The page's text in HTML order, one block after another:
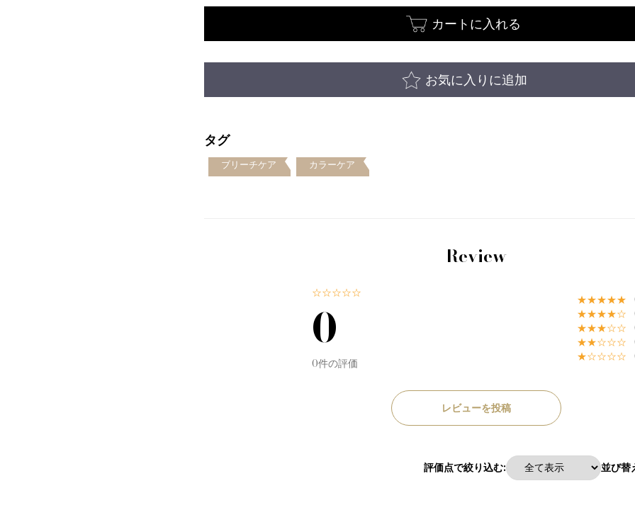
カートに入れる
お気に入りに追加
タグ
ブリーチケア カラーケア
Review
☆☆☆☆☆
0
0件の評価
★★★★★
★★★★☆
★★★☆☆
★★☆☆☆
★☆☆☆☆
レビューを投稿
評価点で絞り込む: 並び替